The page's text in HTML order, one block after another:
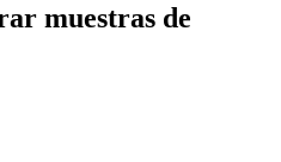
muestras de